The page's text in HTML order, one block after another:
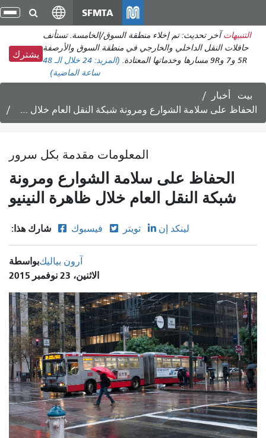
انتقل
إلى
المحتوى
الرئيسي
SFMTA
التنبيهات آخر تحديث: تم إخلاء منطقة السوق/الخامسة. تستأنف
حافلات النقل الداخلي والخارجي في منطقة السوق والأرصفة
5R و7 و9R مسارها وخدماتها المعتادة.
(المزيد: 24
خلال الـ 48
ساعة الماضية)
يشترك
بيت
أخبار
الحفاظ على سلامة الشوارع ومرونة شبكة النقل العام خلال ظاهرة النينيو
المعلومات مقدمة بكل سرور
الحفاظ على سلامة الشوارع ومرونة
شبكة النقل العام خلال ظاهرة النينيو
شارك هذا: فيسبوك تويتر لينكد إن
بواسطةآرون بياليك
الاثنين، 23 نوفمبر 2015